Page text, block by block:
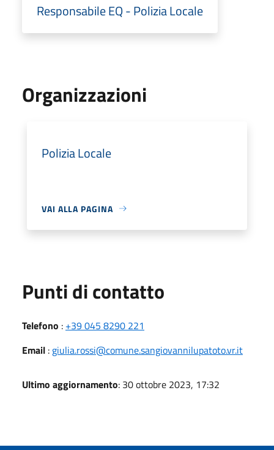
Responsabile EQ - Polizia Locale
Organizzazioni
Polizia Locale
VAI ALLA PAGINA
Punti di contatto
Telefono : +39 045 8290 221
Email : giulia.rossi@comune.sangiovannilupatoto.vr.it
Ultimo aggiornamento: 30 ottobre 2023, 17:32